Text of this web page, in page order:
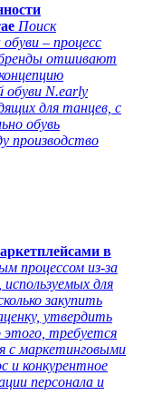
Поиск
– процесс
бренды отшивают
обуви N.early
для танцев, с
обувь
производство
в
процессом из-за
для
закупить
утвердить
этого, требуется
с маркетинговыми
и конкурентное
персонала и